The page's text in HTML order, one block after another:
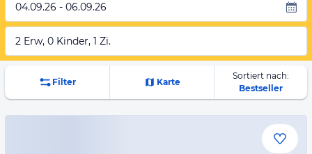
04.09.26 - 06.09.26
2 Erw, 0 Kinder, 1 Zi.
Filter Karte
Sortiert nach:
Bestseller